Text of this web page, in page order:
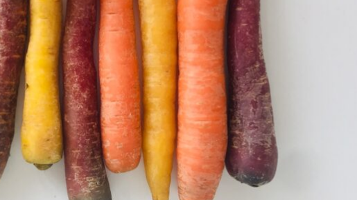
Deftig – herbstlich – lecker:
Kürbis-Käse-Spätzle